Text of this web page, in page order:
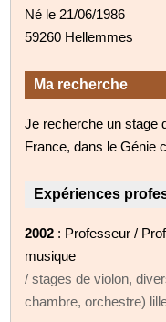
Né le 21/06/1986
59260 Hellemmes
Ma recherche
Je recherche un stage
France, dans le Génie
Expériences
2002 : Professeur /
musique
/ stages de violon,
chambre, orchestre)